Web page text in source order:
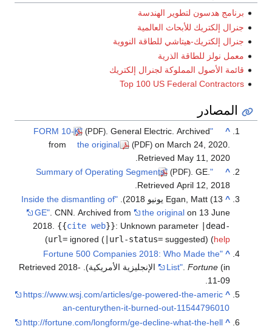
برنامج هدسون لتطوير الهندسة
جنرال إلكتريك للأبحاث العالمية
جنرال إلكتريك-هيتاشي للطاقة النووية
معمل نولز للطاقة الذرية
قائمة الأصول المملوكة لجنرال إلكتريك
Top 100 US Federal Contractors
المصادر
^
"FORM 10-K"
(PDF) . General Electric. Archived
from
the original (PDF) on March 24, 2020
Retrieved May 11, 2020
^
"Summary of Operating Segments"
(PDF) . GE .
RetrievedApril 12, 2018
^ Egan, Matt (13 يونيو 2018).
"Inside the dismantling of
GE". CNN. Archived from the original on 13 June
2018. {{cite web}}: Unknown parameter
|dead-
url= ignored ( |url-status= suggested) (help
)
^
"Fortune 500 Companies 2018: Who Made the
List" .Fortune (in الإنجليزية الأمريكية) . Retrieved
2018-
11-09
^
https://www.wsj.com/articles/ge-powered-the-americ
an-centurythen-it-burned-out-11544796010
^
http://fortune.com/longform/ge-decline-what-the-hell